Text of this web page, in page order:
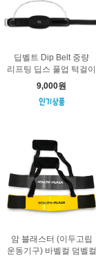
딥벨트 Dip Belt 중량
리프팅 딥스 풀업 턱걸이
9,000원
암 블래스터 (이두고립
운동기구) 바벨컬 덤벨컬